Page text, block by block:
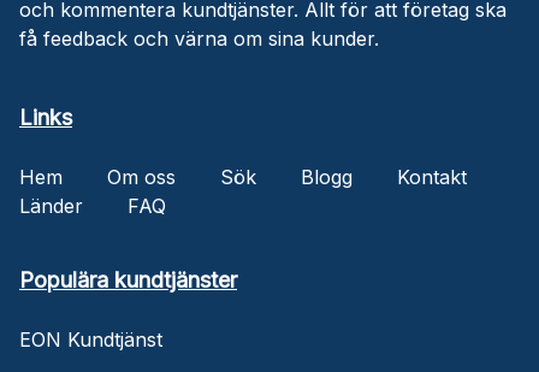
och kommentera kundtjänster. Allt för att företag ska
få feedback och värna om sina kunder.
Links
Hem Om oss Sök Blogg
Kontakt
Länder
FAQ
Populära kundtjänster
EON Kundtjänst